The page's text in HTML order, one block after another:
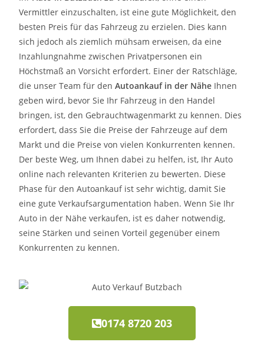
Vermittler einzuschalten, ist eine gute Möglichkeit, den
besten Preis für das Fahrzeug zu erzielen. Dies kann
sich jedoch als ziemlich mühsam erweisen, da eine
Inzahlungnahme zwischen Privatpersonen ein
Höchstmaß an Vorsicht erfordert. Einer der Ratschläge,
die unser Team für denAutoankauf in der Nähe Ihnen
geben wird, bevor Sie Ihr Fahrzeug in den Handel
bringen, ist, den Gebrauchtwagenmarkt zu kennen. Dies
erfordert, dass Sie die Preise der Fahrzeuge auf dem
Markt und die Preise von vielen Konkurrenten kennen.
Der beste Weg, um Ihnen dabei zu helfen, ist, Ihr Auto
online nach relevanten Kriterien zu bewerten. Diese
Phase für den Autoankauf ist sehr wichtig, damit Sie
eine gute Verkaufsargumentation haben. Wenn Sie Ihr
Auto in der Nähe verkaufen, ist es daher notwendig,
seine Stärken und seinen Vorteil gegenüber einem
Konkurrenten zu kennen.
0174 8720 203